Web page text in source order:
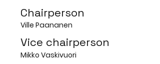
Chairperson
Ville Paananen
Vice chairperson
Mikko Vaskivuori